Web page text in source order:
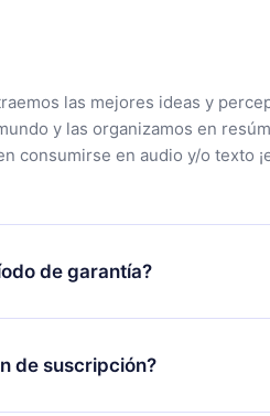
las mejores ideas y
y las organizamos en
consumirse en audio y/o texto
de garantía?
y comenzar a
con nuestra plataforma,
( contacto@12min.com
de suscripción?